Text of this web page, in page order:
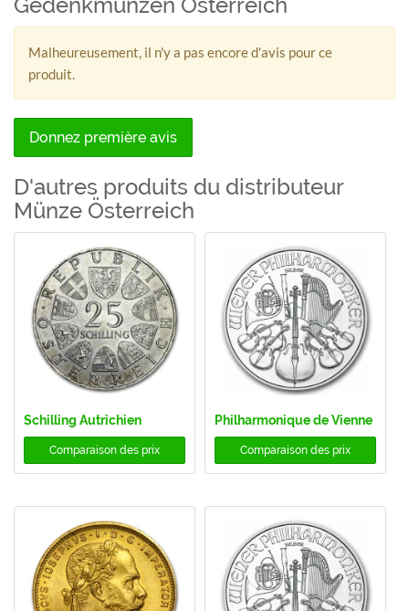
Malheureusement, il n'y a pas encore d'avis pour ce
produit.
Donnez première avis
D'autres produits du distributeur
Münze Österreich
Schilling Autrichien
Comparaison des prix
Philharmonique de Vienne
Comparaison des prix